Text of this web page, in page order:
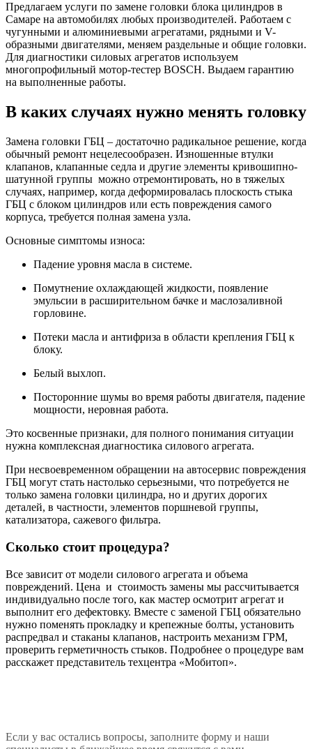
Предлагаем услуги по замене головки блока цилиндров в
Самаре на автомобилях любых производителей. Работаем с
чугунными и алюминиевыми агрегатами, рядными и V-
образными двигателями, меняем раздельные и общие головки.
Для диагностики силовых агрегатов используем
многопрофильный мотор-тестер BOSCH. Выдаем гарантию
на выполненные работы.
В каких случаях нужно менять головку
Замена головки ГБЦ – достаточно радикальное решение, когда
обычный ремонт нецелесообразен. Изношенные втулки
клапанов, клапанные седла и другие элементы кривошипно-
шатунной группы можно отремонтировать, но в тяжелых
случаях, например, когда деформировалась плоскость стыка
ГБЦ с блоком цилиндров или есть повреждения самого
корпуса, требуется полная замена узла.
Основные симптомы износа:
Падение уровня масла в системе.
Помутнение охлаждающей жидкости, появление
эмульсии в расширительном бачке и маслозаливной
горловине.
Потеки масла и антифриза в области крепления ГБЦ к
блоку.
Белый выхлоп.
Посторонние шумы во время работы двигателя, падение
мощности, неровная работа.
Это косвенные признаки, для полного понимания ситуации
нужна комплексная диагностика силового агрегата.
При несвоевременном обращении на автосервис повреждения
ГБЦ могут стать настолько серьезными, что потребуется не
только замена головки цилиндра, но и других дорогих
деталей, в частности, элементов поршневой группы,
катализатора, сажевого фильтра.
Сколько стоит процедура?
Все зависит от модели силового агрегата и объема
повреждений. Цена и стоимость замены мы рассчитывается
индивидуально после того, как мастер осмотрит агрегат и
выполнит его дефектовку. Вместе с заменой ГБЦ обязательно
нужно поменять прокладку и крепежные болты, установить
распредвал и стаканы клапанов, настроить механизм ГРМ,
проверить герметичность стыков. Подробнее о процедуре вам
расскажет представитель техцентра «Мобитоп».
Если у вас остались вопросы, заполните форму и наши